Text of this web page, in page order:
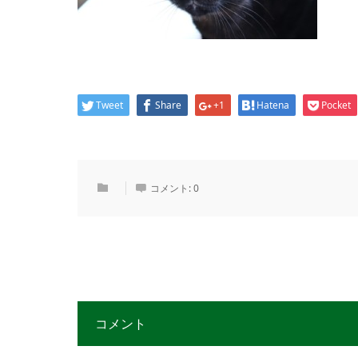
Tweet Share +1 Hatena Pocket
コメント:0
コメント